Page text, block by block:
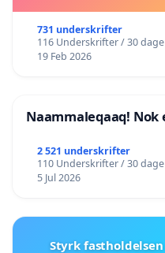
731 underskrifter
116 Underskrifter / 30 dage
19 Feb 2026
Naammaleqaaq! Nok
2 521 underskrifter
110 Underskrifter / 30 dage
5 Jul 2026
Styrk